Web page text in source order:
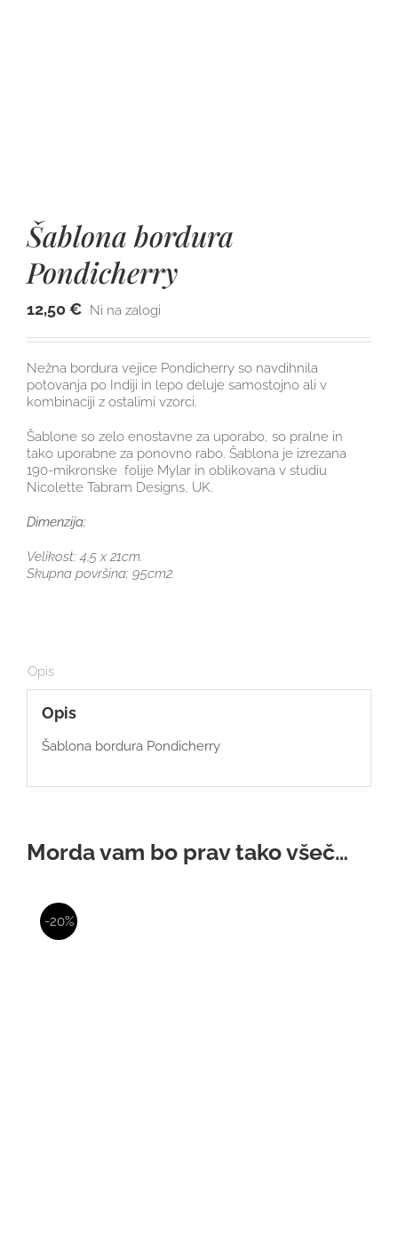
Šablona bordura
Pondicherry
12,50 € Ni na zalogi
Nežna bordura vejice Pondicherry so navdihnila
potovanja po Indiji in lepo deluje samostojno ali v
kombinaciji z ostalimi vzorci.
Šablone so zelo enostavne za uporabo, so pralne in
tako uporabne za ponovno rabo. Šablona je izrezana
190-mikronske folije Mylar in oblikovana v studiu
Nicolette Tabram Designs, UK.
Dimenzija:
Velikost: 4,5 x 21cm.
Skupna površina: 95cm2.
Opis
Opis
Šablona bordura Pondicherry
Morda vam bo prav tako všeč…
-20%